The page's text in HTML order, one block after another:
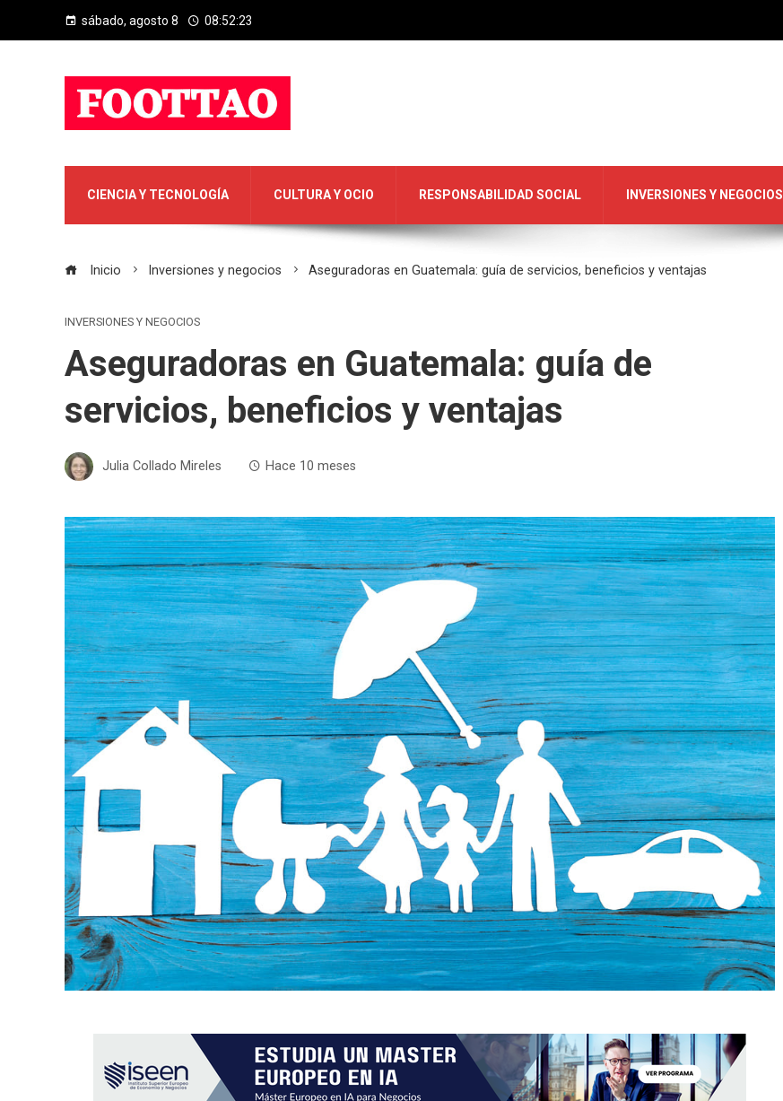
sábado, agosto 8 08:52:24
CIENCIA Y TECNOLOGÍA CULTURA Y OCIO RESPONSABILIDAD SOCIAL INVERSIONES Y NEGOCIOS
Inicio Inversiones y negocios Aseguradoras en Guatemala: guía de servicios, beneficios y ventajas
INVERSIONES Y NEGOCIOS
Aseguradoras en Guatemala: guía de
servicios, beneficios y ventajas
Julia Collado Mireles Hace 10 meses